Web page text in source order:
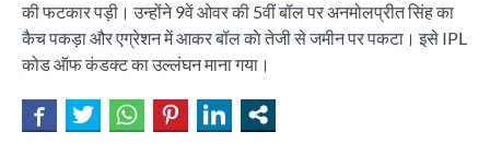
की फटकार पड़ी। उन्होंने 9वें ओवर की 5वीं बॉल पर अनमोलप्रीत सिंह का
कैच पकड़ा और एग्रेशन में आकर बॉल काे तेजी से जमीन पर पकटा। इसे IPL
कोड ऑफ कंडक्ट का उल्लंघन माना गया।